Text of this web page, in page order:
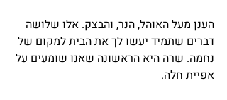
הענן מעל האוהל, הנר, והבצק. אלו שלושה
דברים שתמיד יעשו לך את הבית למקום של
נחמה. שרה היא הראשונה שאנו שומעים על
אפיית חלה.